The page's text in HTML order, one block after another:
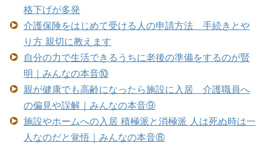
格下げが多発
介護保険をはじめて受ける人の申請方法 手続きとや
り方 親切に教えます
自分の力で生活できるうちに老後の準備をするのが賢
明｜みんなの本音⑩
親が健康でも高齢になったら施設に入居 介護職員へ
の偏見や誤解｜みんなの本音⑨
施設やホームへの入居 積極派と消極派 人は死ぬ時は一
人なのだと覚悟｜みんなの本音⑧